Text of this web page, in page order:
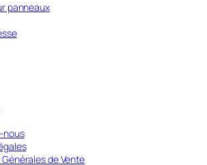
panneaux
nous
de Vente